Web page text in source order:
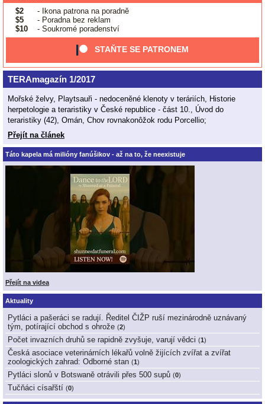
$2
- Ikona patrona na poradně
$5
- Poradna bez reklam
$10
- Soukromé poradenství
STAŇTE SE PATRONEM
TERAmagazín 1/2017
Mořské želvy, Playtsauři - nedoceněné klenoty v teráriích, Historie
herpetologie a teraristiky v České republice - část 10., Úvod do
teraristiky (42), Omán, Chov rovnakonôžok rodu Porcellio;
Přejít na článek
Táto kapela má milióny fanúšikov - až na to, že neexistuje
Přejít na videa
Aktuality
Pytláci a pašeráci se radují. Ředitel ČIŽP ruší mezinárodně uznávaný
tým, potírající obchod s ohrože (2)
Počet invazních druhů se rapidně zvyšuje, varují vědci (1 )
Česká asociace veterinárních lékařů volně žijících zvířat a zvířat
zoologických zahrad: Odborné stan (1 )
Pytláci slonů v Botswaně otrávili přes 500 supů (0)
Tučňáci císařští (0)